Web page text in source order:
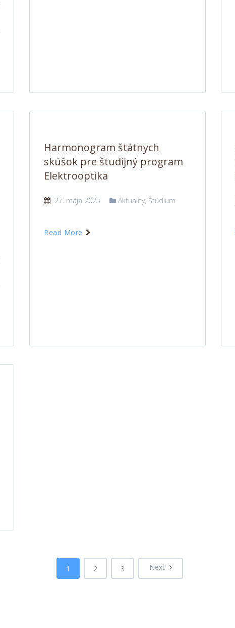
Harmonogram štátnych
skúšok pre študijný program
Elektrooptika
27. mája 2025 Aktuality, Štúdium
Read More
1 2 3 Next